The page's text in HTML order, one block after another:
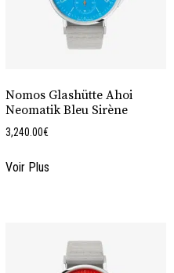
Nomos Glashütte Ahoi
Neomatik Bleu Sirène
3,240.00€
Voir Plus